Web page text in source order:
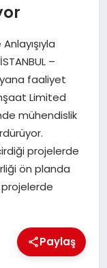
–
yana faaliyet
Limited
mühendislik
projelerde
ön planda
Paylaş